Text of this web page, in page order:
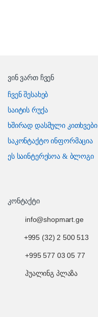
ვინ ვართ ჩვენ
ჩვენ შესახებ
საიტის რუქა
ხშირად დასმული კითხვები
საკონტაქტო ინფორმაცია
ეს საინტერესოა & ბლოგი
კონტაქტი
info@shopmart.ge
+995 (32) 2 500 513
+995 577 03 05 77
ჰუალინგ პლაზა